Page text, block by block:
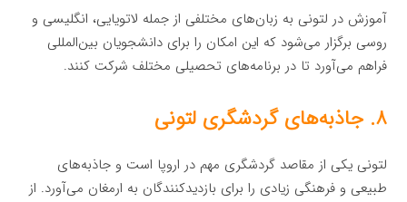
آموزش در لتونی به زبان‌های مختلفی از جمله لاتویایی، انگلیسی و
روسی برگزار می‌شود که این امکان را برای دانشجویان بین‌المللی
فراهم می‌آورد تا در برنامه‌های تحصیلی مختلف شرکت کنند.
۸. جاذبه‌های گردشگری لتونی
لتونی یکی از مقاصد گردشگری مهم در اروپا است و جاذبه‌های
طبیعی و فرهنگی زیادی را برای بازدیدکنندگان به ارمغان می‌آورد. از